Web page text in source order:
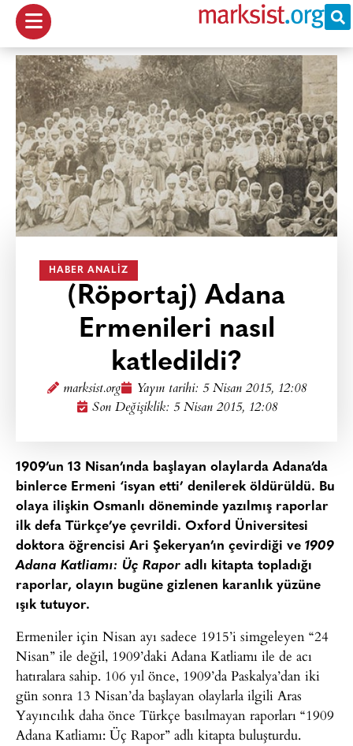
HABER ANALIZ
(Röportaj) Adana
Ermenileri nasıl
katledildi?
marksist.org Yayın tarihi: 5 Nisan 2015, 12:08
Son Değişiklik: 5 Nisan 2015, 12:08
1909’un 13 Nisan’ında başlayan olaylarda Adana’da
binlerce Ermeni ‘isyan etti’ denilerek öldürüldü. Bu
olaya ilişkin Osmanlı döneminde yazılmış raporlar
ilk defa Türkçe’ye çevrildi. Oxford Üniversitesi
doktora öğrencisi Ari Şekeryan’ın çevirdiği ve 1909
Adana Katliamı: Üç Rapor adlı kitapta topladığı
raporlar, olayın bugüne gizlenen karanlık yüzüne
ışık tutuyor.
Ermeniler için Nisan ayı sadece 1915’i simgeleyen “24
Nisan” ile değil, 1909’daki Adana Katliamı ile de acı
hatıralara sahip. 106 yıl önce, 1909’da Paskalya’dan iki
gün sonra 13 Nisan’da başlayan olaylarla ilgili Aras
Yayıncılık daha önce Türkçe basılmayan raporları “1909
Adana Katliamı: Üç Rapor” adlı kitapta buluşturdu.